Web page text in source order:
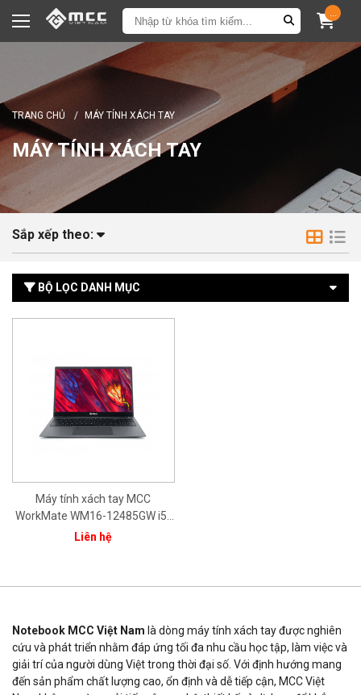
...
TRANG CHỦ / MÁY TÍNH XÁCH TAY
MÁY TÍNH XÁCH TAY
Sắp xếp theo:
BỘ LỌC DANH MỤC
Máy tính xách tay MCC
WorkMate WM16-12485GW i5-
1240P/ 8GB/ 512GB/ 15.6"
Liên hệ
Notebook MCC Việt Nam là dòng máy tính xách tay được nghiên
cứu và phát triển nhằm đáp ứng tối đa nhu cầu học tập, làm việc và
giải trí của người dùng Việt trong thời đại số. Với định hướng mang
đến sản phẩm chất lượng cao, ổn định và dễ tiếp cận, MCC Việt